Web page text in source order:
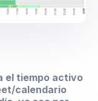
el tiempo activo
calendario